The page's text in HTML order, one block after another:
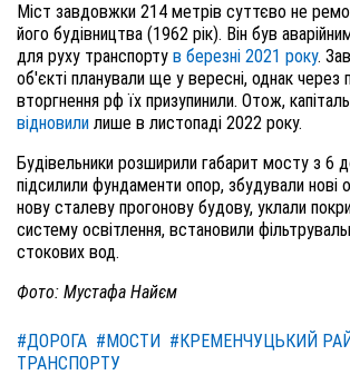
Міст завдовжки 214 метрів суттєво не
його будівництва (1962 рік). Він був
для руху транспорту в березні 2021 року.
об'єкті планували ще у вересні, однак
вторгнення рф їх призупинили. Отож,
відновили лише в листопаді 2022 року.
Будівельники розширили габарит мосту з 6
підсилили фундаменти опор, збудували нові
нову сталеву прогонову будову, уклали
систему освітлення, встановили
стокових вод.
Фото: Мустафа Найєм
#ДОРОГА #МОСТИ #КРЕМЕНЧУЦЬКИЙ
ТРАНСПОРТУ